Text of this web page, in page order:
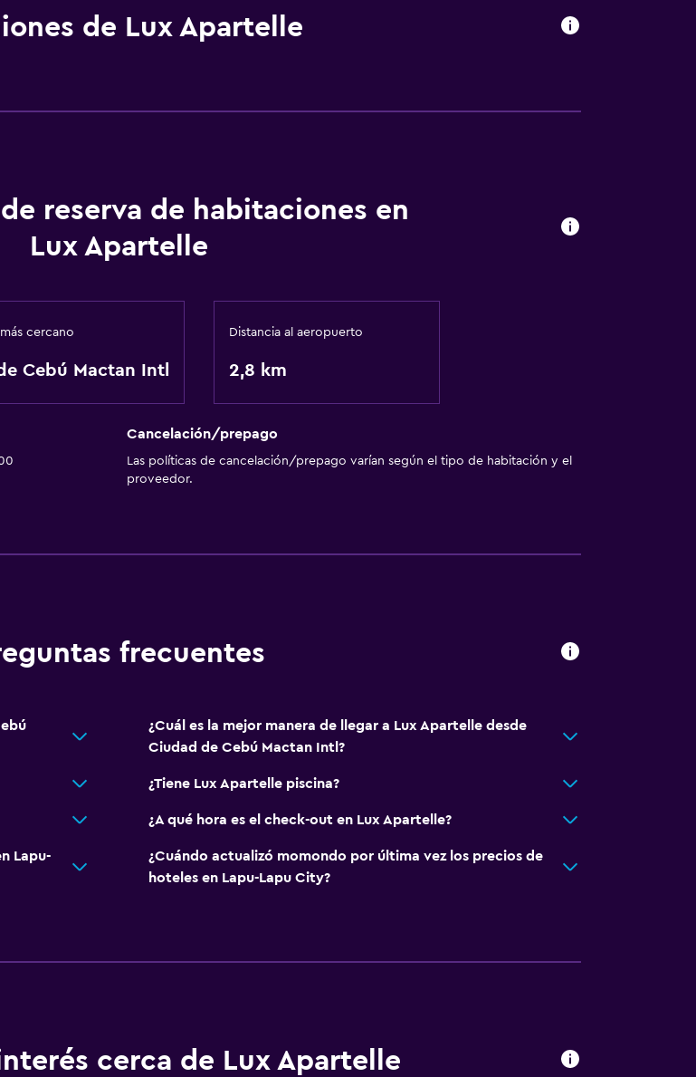
de Lux Apartelle
reserva de habitaciones en
Lux Apartelle
cercano
Cebú Mactan Intl
Distancia al aeropuerto
2,8 km
Cancelación/prepago
Las políticas de cancelación/prepago varían según el tipo de habitación y el
proveedor.
frecuentes
¿Cuál es la mejor manera de llegar a Lux Apartelle desde
Ciudad de Cebú Mactan Intl?
¿Tiene Lux Apartelle piscina?
¿A qué hora es el check-out en Lux Apartelle?
Lapu-
¿Cuándo actualizó momondo por última vez los precios de
hoteles en Lapu-Lapu City?
cerca de Lux Apartelle